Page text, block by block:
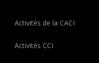
Activités de la CACI
Activités CCI